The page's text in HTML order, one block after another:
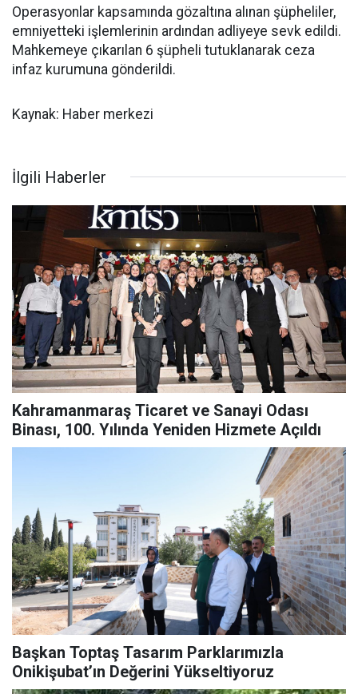
Operasyonlar kapsamında gözaltına alınan şüpheliler,
emniyetteki işlemlerinin ardından adliyeye sevk edildi.
Mahkemeye çıkarılan 6 şüpheli tutuklanarak ceza
infaz kurumuna gönderildi.
Kaynak: Haber merkezi
İlgili Haberler
Kahramanmaraş Ticaret ve Sanayi Odası
Binası, 100. Yılında Yeniden Hizmete Açıldı
Başkan Toptaş Tasarım Parklarımızla
Onikişubat’ın Değerini Yükseltiyoruz